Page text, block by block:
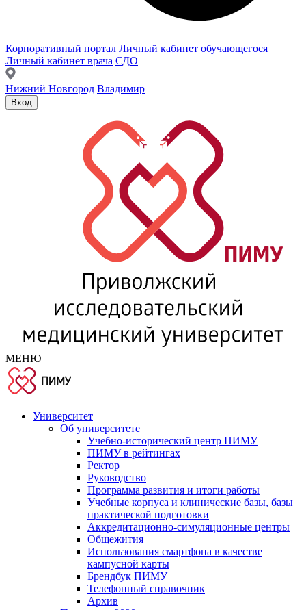
Корпоративный портал Личный кабинет обучающегося
Личный кабинет врача СДО
Нижний Новгород Владимир
Вход
МЕНЮ
Университет
Об университете
Учебно-исторический центр ПИМУ
ПИМУ в рейтингах
Ректор
Руководство
Программа развития и итоги работы
Учебные корпуса и клинические базы, базы
практической подготовки
Аккредитационно-симуляционные центры
Общежития
Использования смартфона в качестве
кампусной карты
Брендбук ПИМУ
Телефонный справочник
Архив